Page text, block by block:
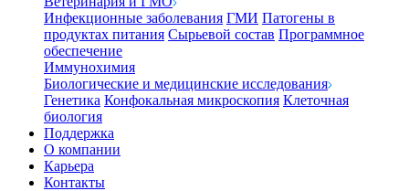
Инфекционные заболевания ГМИ Патогены в
продуктах питания Сырьевой состав Программное
обеспечение
Иммунохимия
Биологические и медицинские исследования
Генетика Конфокальная микроскопия Клеточная
биология
Поддержка
О компании
Карьера
Контакты